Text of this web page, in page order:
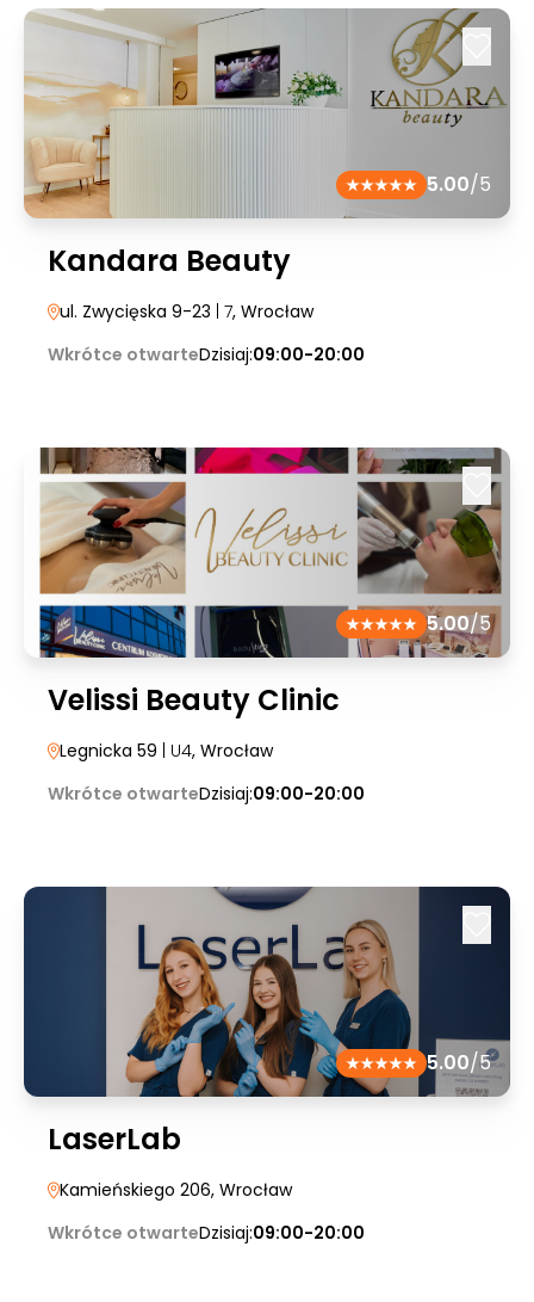
5.00/5
Kandara Beauty
ul. Zwycięska 9-23 | 7, Wrocław
Wkrótce otwarteDzisiaj:09:00-20:00
5.00/5
Velissi Beauty Clinic
Legnicka 59 | U4, Wrocław
Wkrótce otwarteDzisiaj:09:00-20:00
5.00/5
LaserLab
Kamieńskiego 206, Wrocław
Wkrótce otwarteDzisiaj:09:00-20:00